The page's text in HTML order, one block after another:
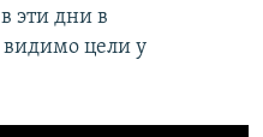
эти дни в
цели у